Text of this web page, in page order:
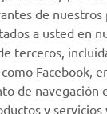
de nuestros
a usted en
terceros,
Facebook,
de navegación
y servicios